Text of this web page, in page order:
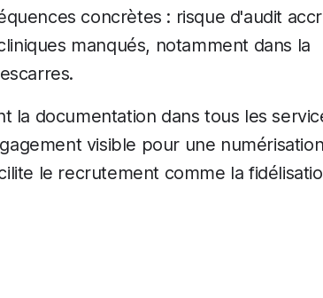
concrètes : risque d'audit
manqués, notamment dans la
la documentation dans tous les
visible pour une
le recrutement comme la